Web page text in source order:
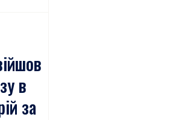
в
за